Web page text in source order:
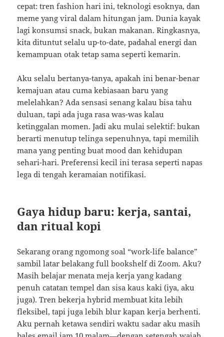
cepat: tren fashion hari ini, teknologi esoknya, dan
meme yang viral dalam hitungan jam. Dunia kayak
lagi konsumsi snack, bukan makanan. Ringkasnya,
kita dituntut selalu up-to-date, padahal energi dan
kemampuan otak tetap sama seperti kemarin.
Aku selalu bertanya-tanya, apakah ini benar-benar
kemajuan atau cuma kebiasaan baru yang
melelahkan? Ada sensasi senang kalau bisa tahu
duluan, tapi ada juga rasa was-was kalau
ketinggalan momen. Jadi aku mulai selektif: bukan
berarti menutup telinga sepenuhnya, tapi memilih
mana yang penting buat mood dan kehidupan
sehari-hari. Preferensi kecil ini terasa seperti napas
lega di tengah keramaian notifikasi.
Gaya hidup baru: kerja, santai,
dan ritual kopi
Sekarang orang ngomong soal “work-life balance”
sambil latar belakang full bookshelf di Zoom. Aku?
Masih belajar menata meja kerja yang kadang
penuh catatan tempel dan sisa kaus kaki (iya, aku
juga). Tren bekerja hybrid membuat kita lebih
fleksibel, tapi juga lebih blur kapan kerja berhenti.
Aku pernah ketawa sendiri waktu sadar aku masih